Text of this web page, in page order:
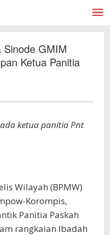
Sinode GMIM
Ketua Panitia
ketua panitia Pnt
Wilayah (BPMW)
Korompis,
Panitia Paskah
rangkaian Ibadah